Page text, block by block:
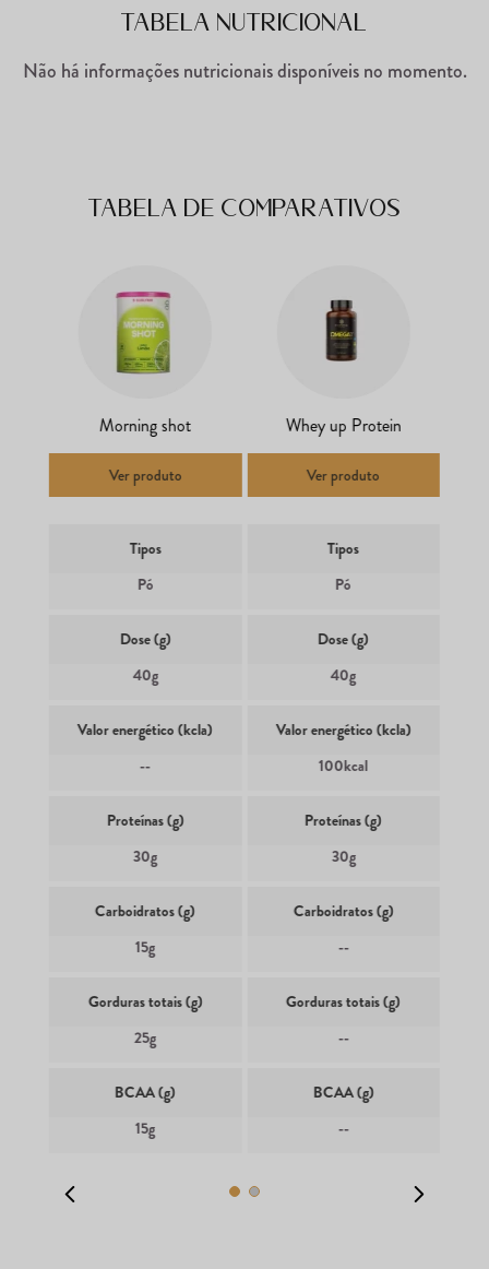
Tabela Nutricional
Não há informações nutricionais disponíveis no momento.
Tabela de comparativos
Morning shot
Ver produto
Tipos
Pó
Dose (g)
40g
Valor energético (kcla)
--
Proteínas (g)
30g
Carboidratos (g)
15g
Gorduras totais (g)
25g
BCAA (g)
15g
Whey up Protein
Ver produto
Tipos
Pó
Dose (g)
40g
Valor energético (kcla)
100kcal
Proteínas (g)
30g
Carboidratos (g)
--
Gorduras totais (g)
--
BCAA (g)
--